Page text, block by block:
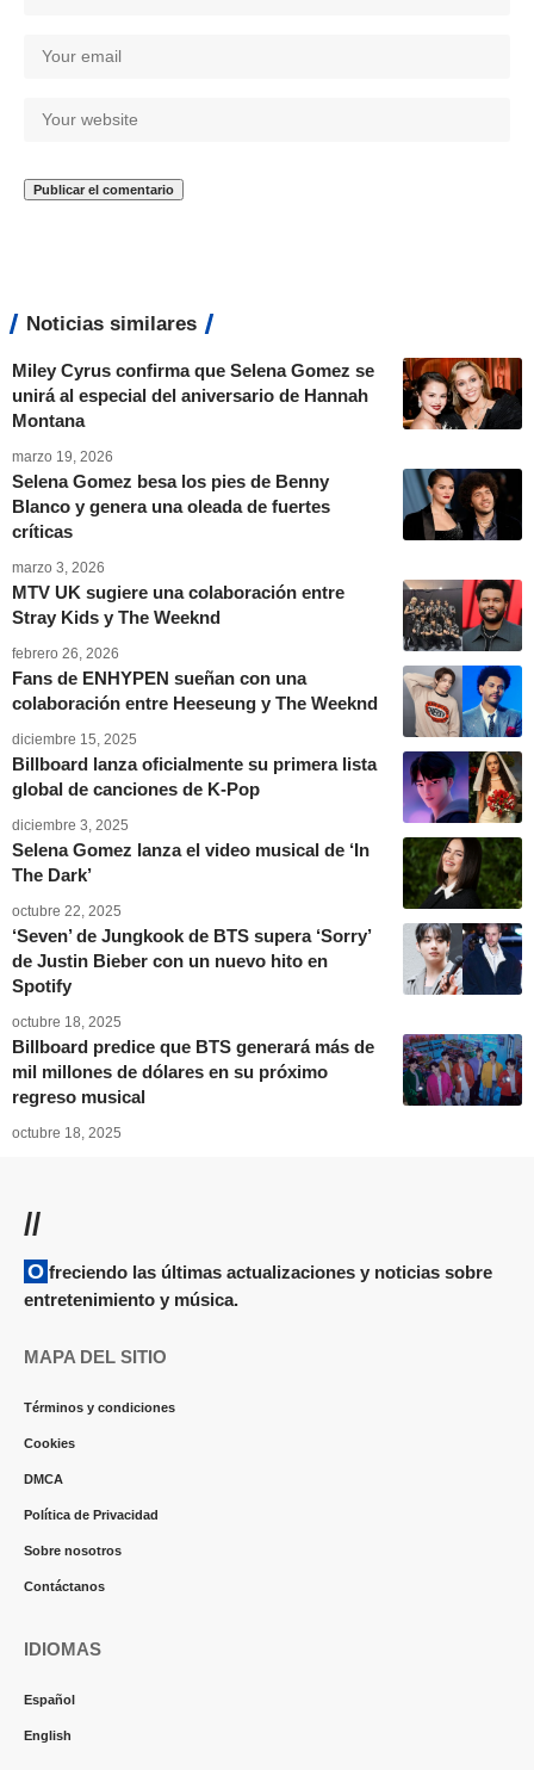
Noticias similares
Miley Cyrus confirma que Selena Gomez se
unirá al especial del aniversario de Hannah
Montana
marzo 19, 2026
Selena Gomez besa los pies de Benny
Blanco y genera una oleada de fuertes
críticas
marzo 3, 2026
MTV UK sugiere una colaboración entre
Stray Kids y The Weeknd
febrero 26, 2026
Fans de ENHYPEN sueñan con una
colaboración entre Heeseung y The Weeknd
diciembre 15, 2025
Billboard lanza oficialmente su primera lista
global de canciones de K-Pop
diciembre 3, 2025
Selena Gomez lanza el video musical de ‘In
The Dark’
octubre 22, 2025
‘Seven’ de Jungkook de BTS supera ‘Sorry’
de Justin Bieber con un nuevo hito en
Spotify
octubre 18, 2025
Billboard predice que BTS generará más de
mil millones de dólares en su próximo
regreso musical
octubre 18, 2025
//
Ofreciendo las últimas actualizaciones y noticias sobre
entretenimiento y música.
MAPA DEL SITIO
Términos y condiciones
Cookies
DMCA
Política de Privacidad
Sobre nosotros
Contáctanos
IDIOMAS
Español
English